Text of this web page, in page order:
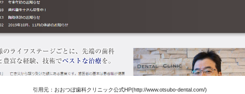
引用元：おおつぼ歯科クリニック公式HP(http://www.otsubo-dental.com/)